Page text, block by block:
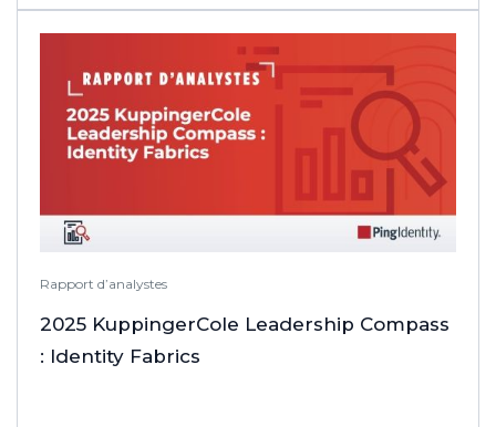
Rapport d’analystes
2025 KuppingerCole Leadership Compass
: Identity Fabrics